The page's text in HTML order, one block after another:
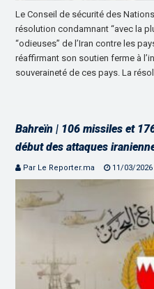
Le Conseil de sécurité des
résolution condamnant “avec la
“odieuses” de l’Iran contre les
réaffirmant son soutien ferme à
souveraineté de ces pays. La
Bahreïn | 106 missiles et
début des attaques
Par Le Reporter.ma 11/03/2026